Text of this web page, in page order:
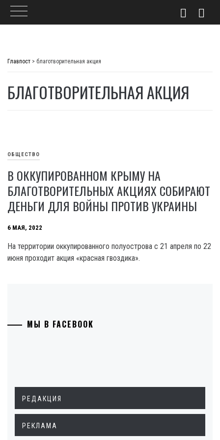
Главпост > благотворительная акция
БЛАГОТВОРИТЕЛЬНАЯ АКЦИЯ
ОБЩЕСТВО
В ОККУПИРОВАННОМ КРЫМУ НА
БЛАГОТВОРИТЕЛЬНЫХ АКЦИЯХ СОБИРАЮТ
ДЕНЬГИ ДЛЯ ВОЙНЫ ПРОТИВ УКРАИНЫ
6 МАЯ, 2022
На территории оккупированного полуострова с 21 апреля по 22
июня проходит акция «красная гвоздика».
МЫ В FACEBOOK
РЕДАКЦИЯ
РЕКЛАМА